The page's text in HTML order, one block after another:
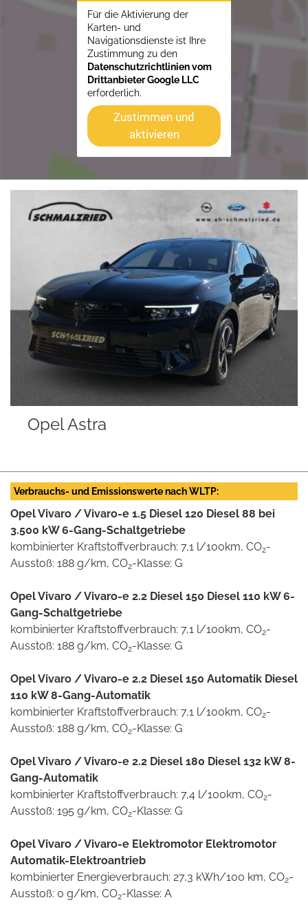
Für die Aktivierung der
Karten- und
Navigationsdienste ist Ihre
Zustimmung zu den
Datenschutzrichtlinien vom
Drittanbieter Google LLC
erforderlich.
Zustimmen und
aktivieren
Verbrauchs- und Emissionswerte nach WLTP:
Opel Vivaro / Vivaro-e 1.5 Diesel 120 Diesel 88 bei
3.500 kW 6-Gang-Schaltgetriebe
kombinierter Kraftstoffverbrauch: 7,1 l/100km, CO2-
Ausstoß: 188 g/km, CO2-Klasse: G
Opel Vivaro / Vivaro-e 2.2 Diesel 150 Diesel 110 kW 6-
Gang-Schaltgetriebe
kombinierter Kraftstoffverbrauch: 7,1 l/100km, CO2-
Ausstoß: 188 g/km, CO2-Klasse: G
Opel Vivaro / Vivaro-e 2.2 Diesel 150 Automatik Diesel
110 kW 8-Gang-Automatik
kombinierter Kraftstoffverbrauch: 7,1 l/100km, CO2-
Ausstoß: 188 g/km, CO2-Klasse: G
Opel Vivaro / Vivaro-e 2.2 Diesel 180 Diesel 132 kW 8-
Gang-Automatik
kombinierter Kraftstoffverbrauch: 7,4 l/100km, CO2-
Ausstoß: 195 g/km, CO2-Klasse: G
Opel Vivaro / Vivaro-e Elektromotor Elektromotor
Automatik-Elektroantrieb
kombinierter Energieverbrauch: 27,3 kWh/100 km, CO2-
Ausstoß: 0 g/km, CO2-Klasse: A